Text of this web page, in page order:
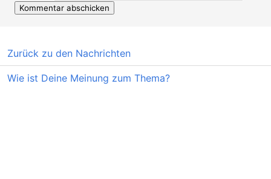
Zurück zu den Nachrichten
Wie ist Deine Meinung zum Thema?